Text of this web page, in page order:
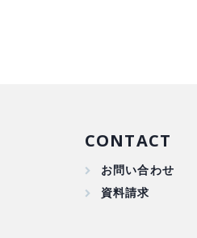
CONTACT
お問い合わせ
資料請求